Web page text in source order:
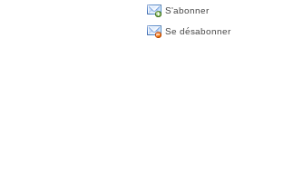
S'abonner
Se désabonner